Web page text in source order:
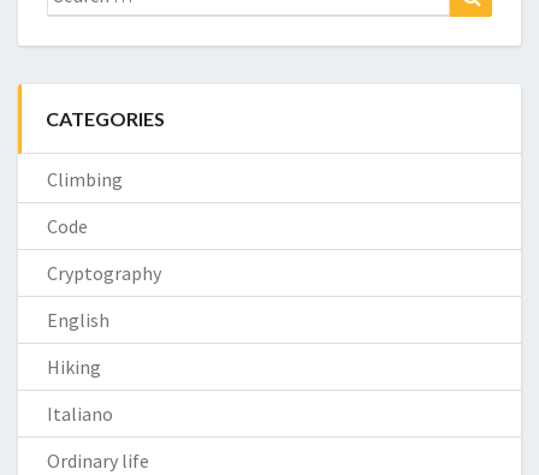
for:
CATEGORIES
Climbing
Code
Cryptography
English
Hiking
Italiano
Ordinary life